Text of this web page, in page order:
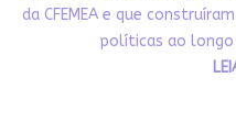
da CFEMEA e que
políticas ao